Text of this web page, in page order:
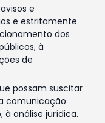
e
e estritamente
dos
à
de
possam suscitar
comunicação
à análise jurídica.